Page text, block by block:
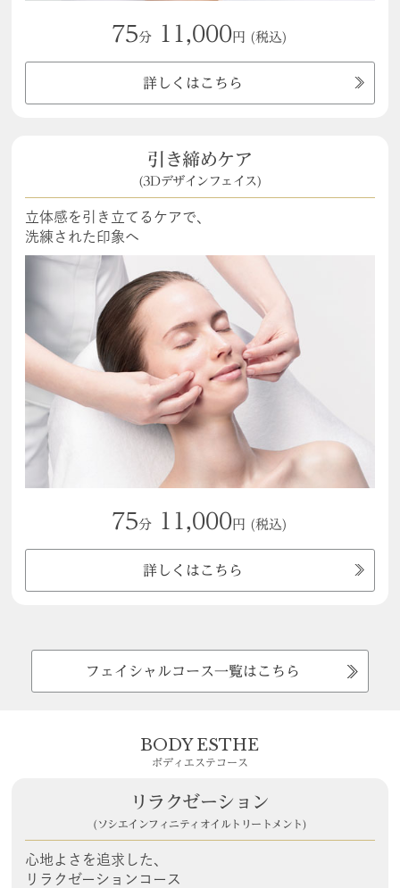
75分 11,000円 (税込)
詳しくはこちら
引き締めケア
(3Dデザインフェイス)
立体感を引き立てるケアで、
洗練された印象へ
75分 11,000 円 (税込)
詳しくはこちら
フェイシャルコース一覧はこちら
BODY ESTHE
ボディエステコース
リラクゼーション
(ソシエインフィニティオイルトリートメント)
心地よさを追求した、
リラクゼーションコース